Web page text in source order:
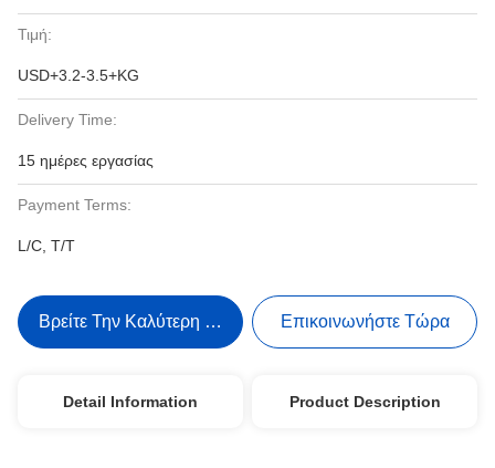
Τιμή:
USD+3.2-3.5+KG
Delivery Time:
15 ημέρες εργασίας
Payment Terms:
L/C, T/T
Βρείτε Την Καλύτερη Τιμή Επικοινωνήστε Τώρα
Detail Information Product Description